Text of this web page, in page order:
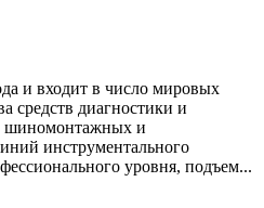
и входит в число мировых
средств диагностики и
шиномонтажных и
инструментального
уровня, подъем...